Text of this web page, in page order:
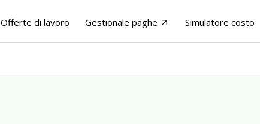
Offerte di lavoro Gestionale paghe arrow_outward Simulatore costo